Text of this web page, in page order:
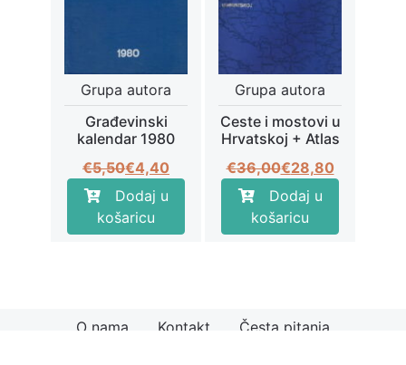
Grupa autora
Građevinski
kalendar 1980
€5,50Izvorna
cijena
bila
je:
€4,40
Trenutna
cijena
je:
€4,40.
Dodaj u
košaricu
Grupa autora
Ceste i mostovi u
Hrvatskoj + Atlas
€36,00Izvorna
cijena
bila
je:
€28,80
Trenutna
cijena
je:
€28,80.
Dodaj u
košaricu
O nama Kontakt
Česta pitanja